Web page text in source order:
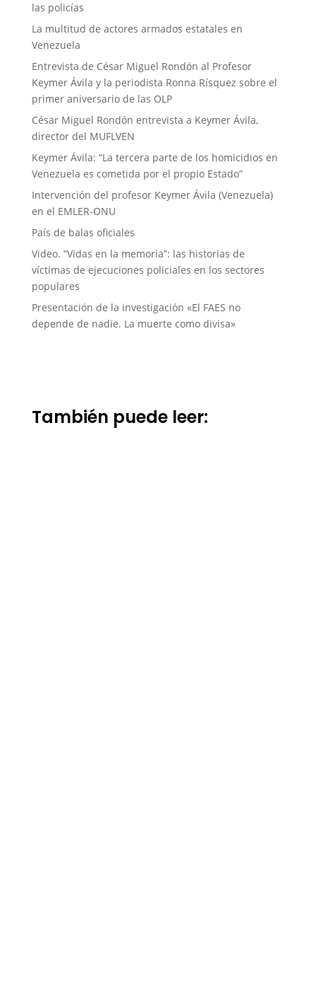
las policías
La multitud de actores armados estatales en
Venezuela
Entrevista de César Miguel Rondón al Profesor
Keymer Ávila y la periodista Ronna Rísquez sobre el
primer aniversario de las OLP
César Miguel Rondón entrevista a Keymer Ávila,
director del MUFLVEN
Keymer Ávila: “La tercera parte de los homicidios en
Venezuela es cometida por el propio Estado”
Intervención del profesor Keymer Ávila (Venezuela)
en el EMLER-ONU
País de balas oficiales
Video. “Vidas en la memoria”: las historias de
víctimas de ejecuciones policiales en los sectores
populares
Presentación de la investigación «El FAES no
depende de nadie. La muerte como divisa»
También puede leer: